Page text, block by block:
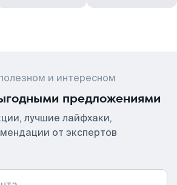
и интересном
предложениями
лучшие лайфхаки,
от экспертов